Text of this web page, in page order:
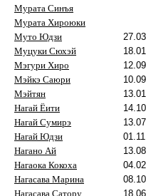
Мурата Синъя
Мурата Хироюки
Муто Юдзи
Муцуки Сюхэй
Мэгури Хиро
Мэйкэ Саюри
Мэйтян
Нагай Ёити
Нагай Сумирэ
Нагай Юдзи
Нагано Ай
Нагаока Кокоха
Нагасава Марина
Нагасава Сатору